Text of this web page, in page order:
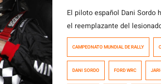
El piloto español Dani Sordo
el reemplazante del
Rally de Argentina que se
fuera por al menos la fecha
CAMPEONATO MUNDIAL DE RALLY
DANI SORDO FORD WRC